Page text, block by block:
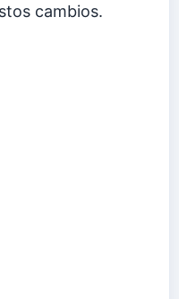
cambios.